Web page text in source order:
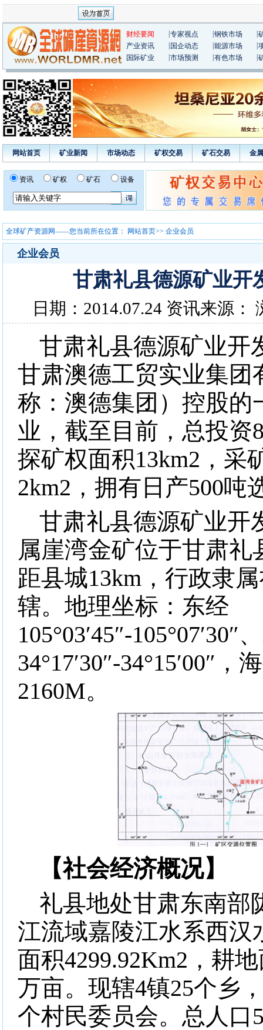
财经要闻 专家视点 钢铁市场
产业资讯
国企动态 能源市场
国际矿业
市场预测 有色市场
网站首页 矿业新闻 市场动态 矿权交易 矿石交易 金
资讯 矿权 矿石 设备
全球矿产资源网——您当前所在位置： 网站首页>> 企业会员
企业会员
甘肃礼县德源矿业开
日期：2014.07.24 资讯来源：
甘肃礼县德源矿业开
甘肃澳德工贸实业集团
称：澳德集团）控股的
业，截至目前，总投资
探矿权面积13km2 ，采
2km2 ，拥有日产500吨
甘肃礼县德源矿业开
属崖湾金矿位于甘肃礼
距县城13km ，行政隶
辖。地理坐标：东经
105°03′45″-105°07′30″
34°17′30″-34°15′00″，
2160M。
【社会经济概况】
礼县地处甘肃东南部
江流域嘉陵江水系西汉
面积4299.92Km2 ，耕
万亩。现辖4镇25个乡
个村民委员会。总人口